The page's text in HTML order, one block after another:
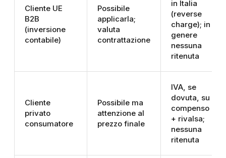
Cliente UE
B2B
(inversione
contabile)
Possibile
applicarla;
valuta
contrattazione
in Italia
(reverse
charge); in
genere
nessuna
ritenuta
Cliente
privato
consumatore
Possibile ma
attenzione al
prezzo finale
IVA, se
dovuta, su
compenso
+ rivalsa;
nessuna
ritenuta